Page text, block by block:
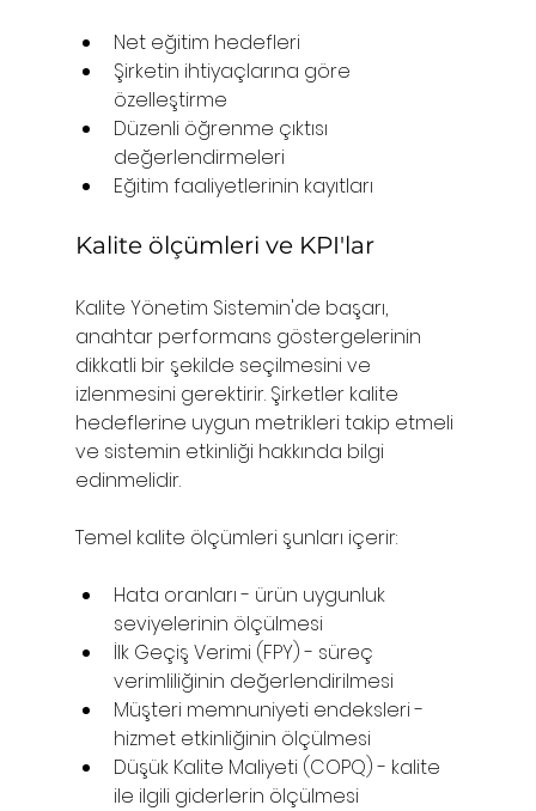
Net eğitim hedefleri
Şirketin ihtiyaçlarına göre
özelleştirme
Düzenli öğrenme çıktısı
değerlendirmeleri
Eğitim faaliyetlerinin kayıtları
Kalite ölçümleri ve KPI'lar
Kalite Yönetim Sistemin'de başarı,
anahtar performans göstergelerinin
dikkatli bir şekilde seçilmesini ve
izlenmesini gerektirir. Şirketler kalite
hedeflerine uygun metrikleri takip etmeli
ve sistemin etkinliği hakkında bilgi
edinmelidir.
Temel kalite ölçümleri şunları içerir:
Hata oranları - ürün uygunluk
seviyelerinin ölçülmesi
İlk Geçiş Verimi (FPY) - süreç
verimliliğinin değerlendirilmesi
Müşteri memnuniyeti endeksleri -
hizmet etkinliğinin ölçülmesi
Düşük Kalite Maliyeti (COPQ) - kalite
ile ilgili giderlerin ölçülmesi